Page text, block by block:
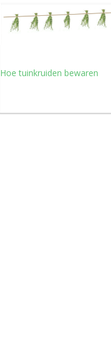
Hoe tuinkruiden bewaren